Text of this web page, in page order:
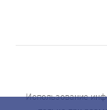
Использование